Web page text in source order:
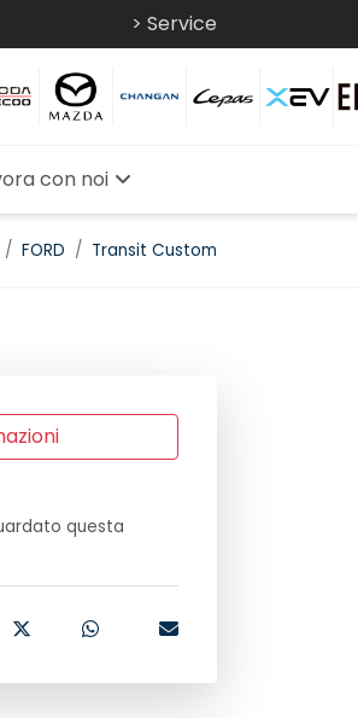
> Service
con noi
FORD Transit Custom
questa